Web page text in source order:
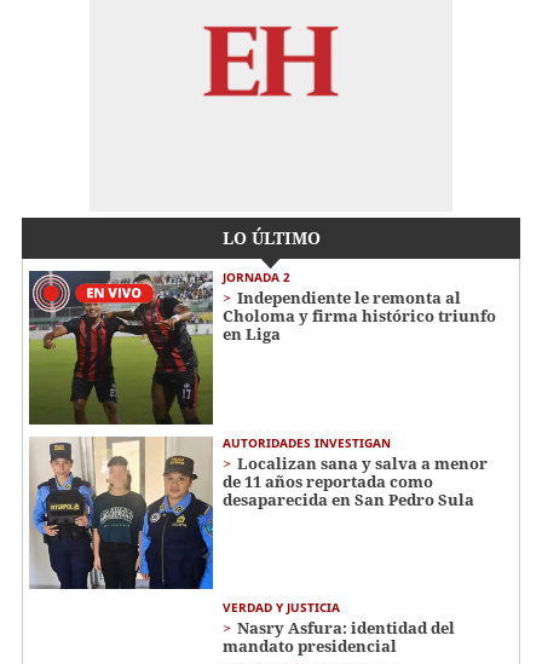
LO ÚLTIMO
JORNADA 2
Independiente le remonta al
Choloma y firma histórico triunfo
en Liga
AUTORIDADES INVESTIGAN
Localizan sana y salva a menor
de 11 años reportada como
desaparecida en San Pedro Sula
VERDAD Y JUSTICIA
Nasry Asfura: identidad del
mandato presidencial